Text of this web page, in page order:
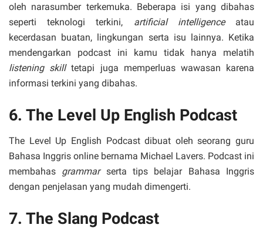
oleh narasumber terkemuka. Beberapa isi yang dibahas
seperti teknologi terkini, artificial intelligenceatau
kecerdasan buatan, lingkungan serta isu lainnya. Ketika
mendengarkan podcast ini kamu tidak hanya melatih
listening skilltetapi juga memperluas wawasan karena
informasi terkini yang dibahas.
6. The Level Up English Podcast
The Level Up English Podcast dibuat oleh seorang guru
Bahasa Inggris online bernama Michael Lavers. Podcast ini
membahas grammar serta tips belajar Bahasa Inggris
dengan penjelasan yang mudah dimengerti.
7. The Slang Podcast